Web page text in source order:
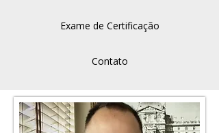
Exame de Certificação
Contato